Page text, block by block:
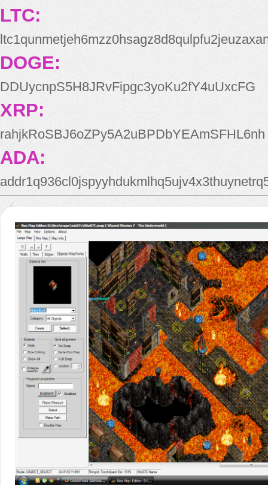
LTC:
DOGE:
DDUycnpS5H8JRvFipgc3yoKu2fY4uUxcFG
XRP:
rahjkRoSBJ6oZPy5A2uBPDbYEAmSFHL6nh
ADA: